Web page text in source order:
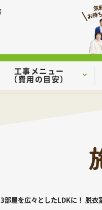
工事メニュー
（費用の目安）
屋を広々としたLDKに！ 脱衣